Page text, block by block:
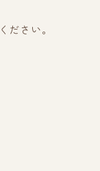
さい。